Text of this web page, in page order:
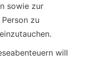
sowie zur
zu
will